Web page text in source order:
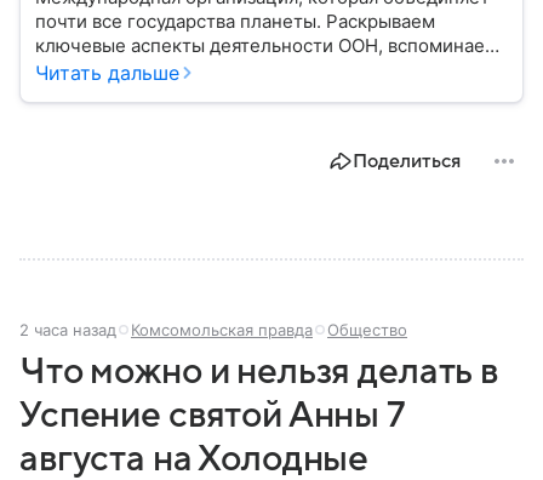
почти все государства планеты. Раскрываем
ключевые аспекты деятельности ООН, вспоминаем
историю ее становления и анализируем степень
Читать дальше
Поделиться
2 часа назад Комсомольская правда Общество
Что можно и нельзя делать в
Успение святой Анны 7
августа на Холодные